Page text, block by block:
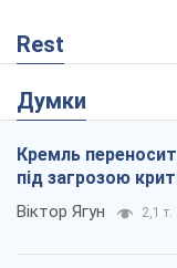
Rest
Думки
Кремль
під загрозою
Віктор Ягун 2,1 т.